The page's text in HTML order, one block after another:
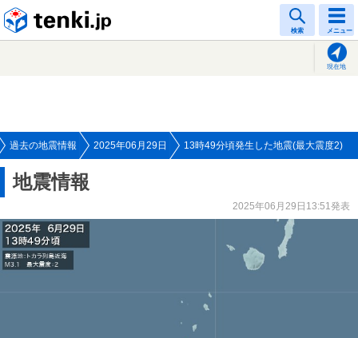
検索 メニュー
現在地
過去の地震情報 2025年06月29日 13時49分頃発生した地震(最大震度2)
地震情報
2025年06月29日13:51発表